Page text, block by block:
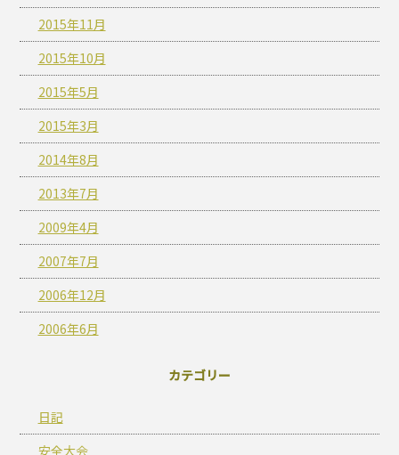
2015年11月
2015年10月
2015年5月
2015年3月
2014年8月
2013年7月
2009年4月
2007年7月
2006年12月
2006年6月
カテゴリー
日記
安全大会